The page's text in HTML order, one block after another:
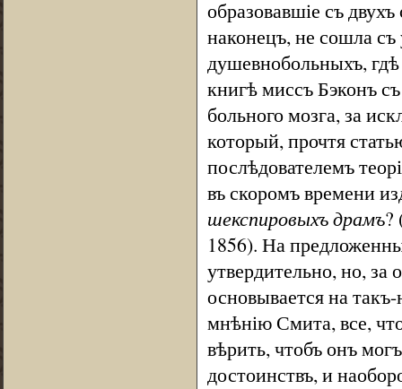
образовавшіе съ
наконецъ, не сошла
душевнобольныхъ, гдѣ
книгѣ миссъ Бэконъ
больного мозга, за
который, прочтя
послѣдователемъ
въ скоромъ времени
шекспировыхъ драмъ?
1856). На
утвердительно, но, за
основывается на
мнѣнію Смита, все,
вѣрить, чтобъ онъ
достоинствъ, и